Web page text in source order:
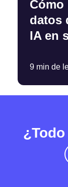
Cómo
datos
IA en
9 min de